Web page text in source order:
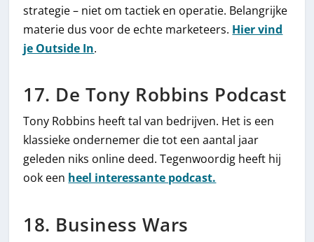
strategie – niet om tactiek en operatie. Belangrijke
materie dus voor de echte marketeers. Hier vind
je Outside In.
17. De Tony Robbins Podcast
Tony Robbins heeft tal van bedrijven. Het is een
klassieke ondernemer die tot een aantal jaar
geleden niks online deed. Tegenwoordig heeft hij
ook een heel interessante podcast.
18. Business Wars